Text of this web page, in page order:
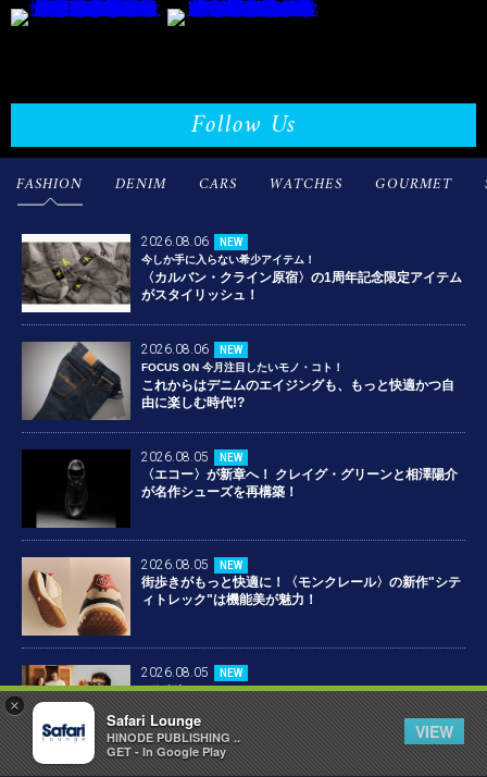
×
Safari Lounge
HINODE PUBLISHING ..
GET - In Google Play
VIEW
Follow Us
FASHION DENIM CARS WATCHES GOURMET
2026.08.06
NEW
今しか手に入らない希少アイテム！
〈カルバン・クライン原宿〉の1周年記念限定アイテム
がスタイリッシュ！
2026.08.06
NEW
FOCUS ON 今月注目したいモノ・コト！
これからはデニムのエイジングも、もっと快適かつ自
由に楽しむ時代!?
2026.08.05 NEW
〈エコー〉が新章へ！ クレイグ・グリーンと相澤陽介
が名作シューズを再構築！
2026.08.05 NEW
街歩きがもっと快適に！〈モンクレール〉の新作"シテ
ィトレック"は機能美が魅力！
2026.08.05
NEW
西海岸流GOLFのススメ！
“楽ちん”の力を借りてエンジョイゴルフ！